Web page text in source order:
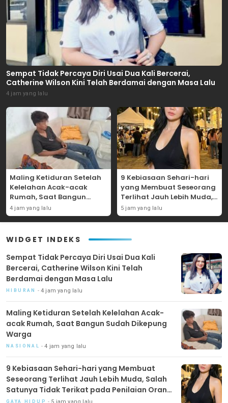
Sempat Tidak Percaya Diri Usai Dua Kali Bercerai,
Catherine Wilson Kini Telah Berdamai dengan Masa Lalu
4 jam yang lalu
Maling Ketiduran Setelah
Kelelahan Acak-acak
Rumah, Saat Bangun
Sudah Dikepung Warga
4 jam yang lalu
9 Kebiasaan Sehari-hari
yang Membuat Seseorang
Terlihat Jauh Lebih Muda,
Salah Satunya Tidak
Terikat pada Penilaian
5 jam yang lalu
WIDGET INDEKS
Sempat Tidak Percaya Diri Usai Dua Kali
Bercerai, Catherine Wilson Kini Telah
Berdamai dengan Masa Lalu
HIBURAN 4 jam yang lalu
Maling Ketiduran Setelah Kelelahan Acak-
acak Rumah, Saat Bangun Sudah Dikepung
Warga
NASIONAL 4 jam yang lalu
9 Kebiasaan Sehari-hari yang Membuat
Seseorang Terlihat Jauh Lebih Muda, Salah
Satunya Tidak Terikat pada Penilaian Orang
Lain
GAYA HIDUP 5 jam yang lalu